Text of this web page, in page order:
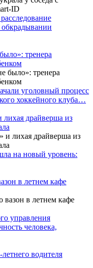
тренера
уголовный процесс
хоккейного клуба…
лихая драйверша из
на новый уровень:
в летнем кафе
управления
человека,
водителя